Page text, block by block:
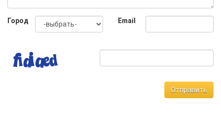
Город Email
Отправить